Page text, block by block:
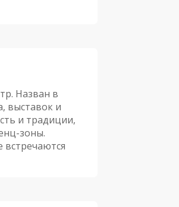
Назван в
выставок и
и традиции,
зоны.
встречаются